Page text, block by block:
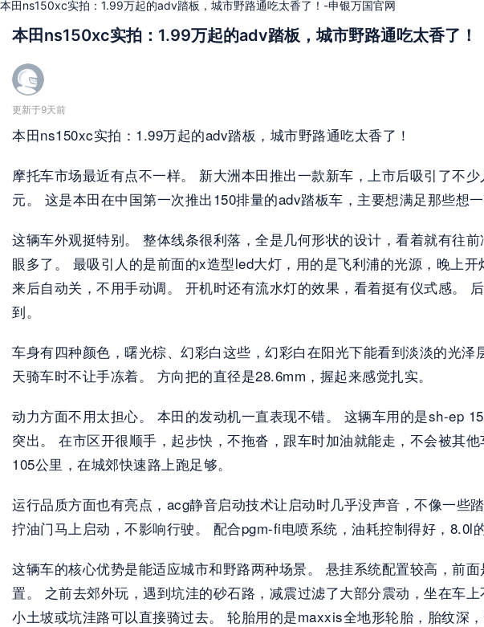
本田ns150xc实拍：1.99万起的adv踏板，城市野路通吃太香了！-申银万国官网
本田ns150xc实拍：1.99万起的adv踏板，城市野路通吃太香了！
更新于9天前
本田ns150xc实拍：1.99万起的adv踏板，城市野路通吃太香了！
摩托车市场最近有点不一样。 新大洲本田推出一款新车，上市后吸引了不
元。 这是本田在中国第一次推出150排量的adv踏板车，主要想满足那些想
这辆车外观挺特别。 整体线条很利落，全是几何形状的设计，看着就有往
眼多了。 最吸引人的是前面的x造型led大灯，用的是飞利浦的光源，晚上
来后自动关，不用手动调。 开机时还有流水灯的效果，看着挺有仪式感。
到。
车身有四种颜色，曙光棕、幻彩白这些，幻彩白在阳光下能看到淡淡的光
天骑车时不让手冻着。 方向把的直径是28.6mm，握起来感觉扎实。
动力方面不用太担心。 本田的发动机一直表现不错。 这辆车用的是sh-ep
突出。 在市区开很顺手，起步快，不拖沓，跟车时加油就能走，不会被其
105公里，在城郊快速路上跑足够。
运行品质方面也有亮点，acg静音启动技术让启动时几乎没声音，不像一些
拧油门马上启动，不影响行驶。 配合pgm-fi电喷系统，油耗控制得好，
这辆车的核心优势是能适应城市和野路两种场景。 悬挂系统配置较高，前
置。 之前去郊外玩，遇到坑洼的砂石路，减震过滤了大部分震动，坐在车
小土坡或坑洼路可以直接骑过去。 轮胎用的是maxxis全地形轮胎，胎纹